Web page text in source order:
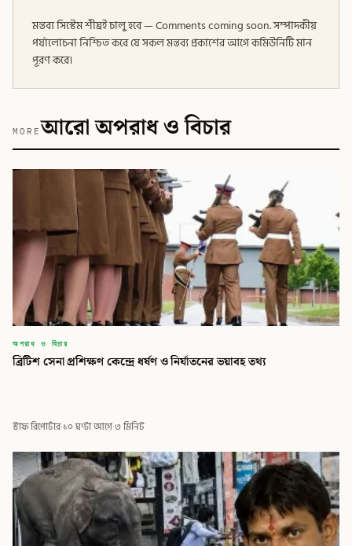
মন্তব্য সিস্টেম শীঘ্রই চালু হবে — Comments coming soon. সম্পাদকীয়
পর্যালোচনা নিশ্চিত করে যে সকল মন্তব্য প্রকাশের আগে কমিউনিটি মান
পূরণ করে।
MOREআরো অপরাধ ও বিচার
অপরাধ ও বিচার
ব্রিটিশ সেনা প্রশিক্ষণ কেন্দ্রে ধর্ষণ ও নির্যাতনের ভয়াবহ তথ্য
স্টাফ রিপোর্টার·১০ ঘণ্টা আগে·৩ মিনিট